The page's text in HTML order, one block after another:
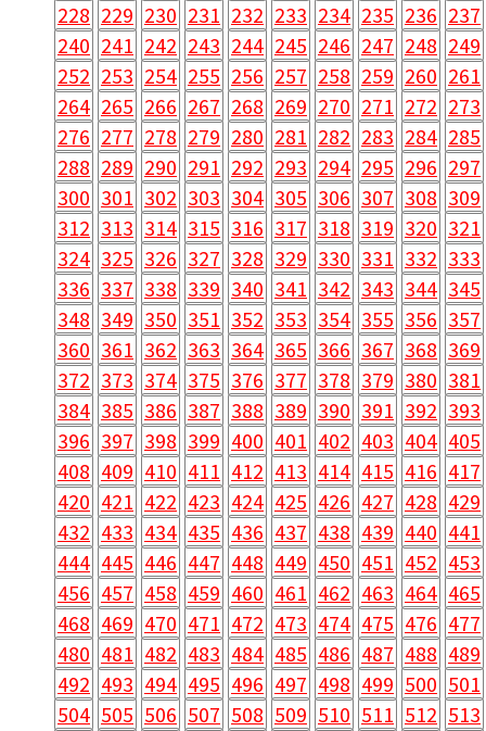
228 229 230 231 232 233 234 235 236 237
240 241 242 243 244 245 246 247 248 249
252 253 254 255 256 257 258 259 260 261
264 265 266 267 268 269 270 271 272 273
276 277 278 279 280 281 282 283 284 285
288 289 290 291 292 293 294 295 296 297
300 301 302 303 304 305 306 307 308 309
312 313 314 315 316 317 318 319 320 321
324 325 326 327 328 329 330 331 332 333
336 337 338 339 340 341 342 343 344 345
348 349 350 351 352 353 354 355 356 357
360 361 362 363 364 365 366 367 368 369
372 373 374 375 376 377 378 379 380 381
384 385 386 387 388 389 390 391 392 393
396 397 398 399 400 401 402 403 404 405
408 409 410 411 412 413 414 415 416 417
420 421 422 423 424 425 426 427 428 429
432 433 434 435 436 437 438 439 440 441
444 445 446 447 448 449 450 451 452 453
456 457 458 459 460 461 462 463 464 465
468 469 470 471 472 473 474 475 476 477
480 481 482 483 484 485 486 487 488 489
492 493 494 495 496 497 498 499 500 501
504 505 506 507 508 509 510 511 512 513